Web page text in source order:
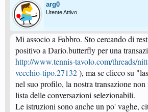
arg0
Utente Attivo
Mi associo a Fabbro. Sto cercando di
positivo a Dario.butterfly per una
http://www.tennis-tavolo.com/threads/
vecchio-tipo.27132), ma se clicco su
nel suo profilo, la nostra transazione
lista delle conversazioni selezionabili.
Le istruzioni sono anche un po' vaghe,